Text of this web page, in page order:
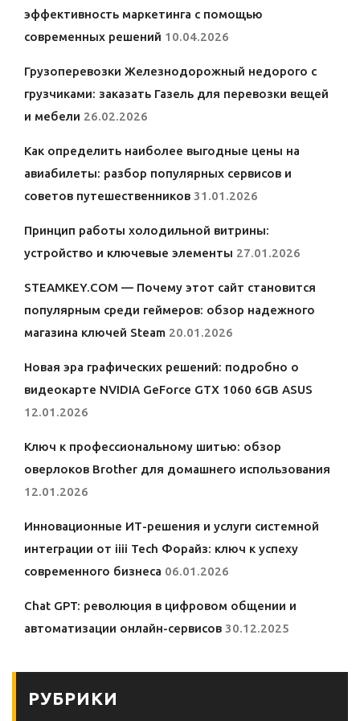
эффективность маркетинга с помощью
современных решений 10.04.2026
Грузоперевозки Железнодорожный недорого с
грузчиками: заказать Газель для перевозки вещей
и мебели 26.02.2026
Как определить наиболее выгодные цены на
авиабилеты: разбор популярных сервисов и
советов путешественников 31.01.2026
Принцип работы холодильной витрины:
устройство и ключевые элементы 27.01.2026
STEAMKEY.COM — Почему этот сайт становится
популярным среди геймеров: обзор надежного
магазина ключей Steam 20.01.2026
Новая эра графических решений: подробно о
видеокарте NVIDIA GeForce GTX 1060 6GB ASUS
12.01.2026
Ключ к профессиональному шитью: обзор
оверлоков Brother для домашнего использования
12.01.2026
Инновационные ИТ-решения и услуги системной
интеграции от iiii Tech Форайз: ключ к успеху
современного бизнеса 06.01.2026
Chat GPT: революция в цифровом общении и
автоматизации онлайн-сервисов 30.12.2025
РУБРИКИ